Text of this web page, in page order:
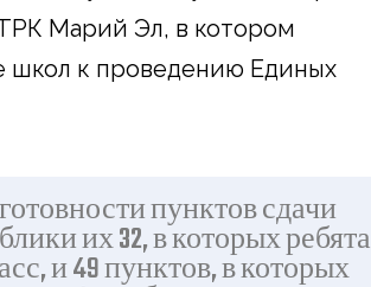
Марий Эл, в котором
школ к проведению Единых
пунктов сдачи
их 32, в которых ребята
и 49 пунктов, в которых